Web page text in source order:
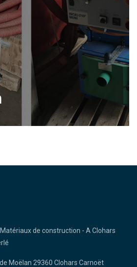
à ouate, nettoyeuse
de construction - A Clohars
Moëlan 29360 Clohars Carnoët